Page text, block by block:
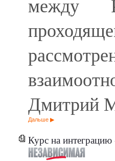
между
Дмитрий
Дальше
Курс на интеграцию -